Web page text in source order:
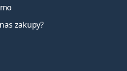
zakupy?